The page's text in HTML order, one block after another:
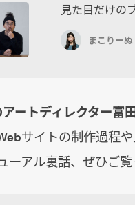
見た目だけの
まこりーぬ
ートディレクター富
サイトの制作過程
ーアル裏話、ぜひご覧